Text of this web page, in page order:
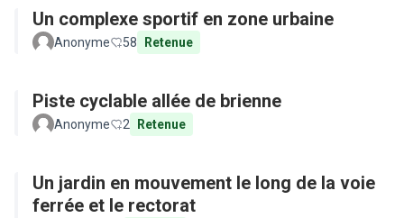
Un complexe sportif en zone urbaine
Anonyme 58 Retenue
Piste cyclable allée de brienne
Anonyme 2 Retenue
Un jardin en mouvement le long de la voie
ferrée et le rectorat